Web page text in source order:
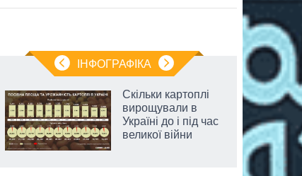
ІНФОГРАФІКА
Скільки картоплі
вирощували в
Україні до і під час
великої війни